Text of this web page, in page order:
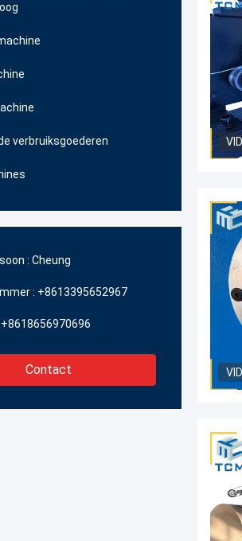
verbruiksgoederen
: Cheung
: +8613395652967
+8618656970696
Contact